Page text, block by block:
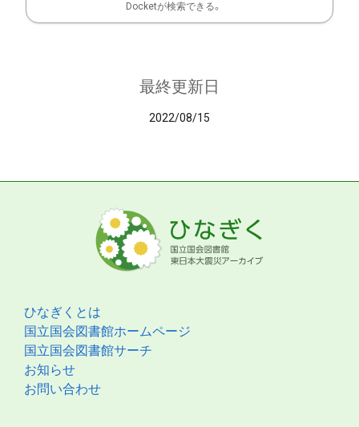
Docketが検索できる。
最終更新日
2022/08/15
ひなぎくとは
国立国会図書館ホームページ
国立国会図書館サーチ
お知らせ
お問い合わせ